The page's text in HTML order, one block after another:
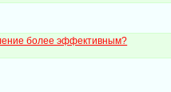
более эффективным?